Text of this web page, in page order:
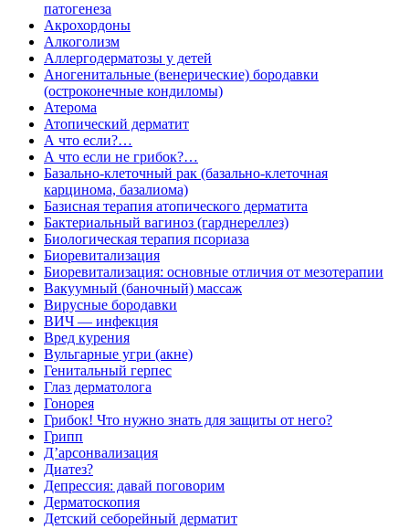
патогенеза
Акрохордоны
Алкоголизм
Аллергодерматозы у детей
Аногенитальные (венерические) бородавки
(остроконечные кондиломы)
Атерома
Атопический дерматит
А что если?…
А что если не грибок?…
Базально-клеточный рак (базально-клеточная
карцинома, базалиома)
Базисная терапия атопического дерматита
Бактериальный вагиноз (гарднереллез)
Биологическая терапия псориаза
Биоревитализация
Биоревитализация: основные отличия от мезотерапии
Вакуумный (баночный) массаж
Вирусные бородавки
ВИЧ — инфекция
Вред курения
Вульгарные угри (акне)
Генитальный герпес
Глаз дерматолога
Гонорея
Грибок! Что нужно знать для защиты от него?
Грипп
Д’арсонвализация
Диатез?
Депрессия: давай поговорим
Дерматоскопия
Детский себорейный дерматит